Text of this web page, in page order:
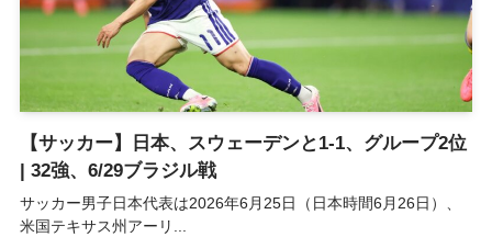
【サッカー】日本、スウェーデンと1-1、グループ2位
| 32強、6/29ブラジル戦
サッカー男子日本代表は2026年6月25日（日本時間6月26日）、
米国テキサス州アーリ...